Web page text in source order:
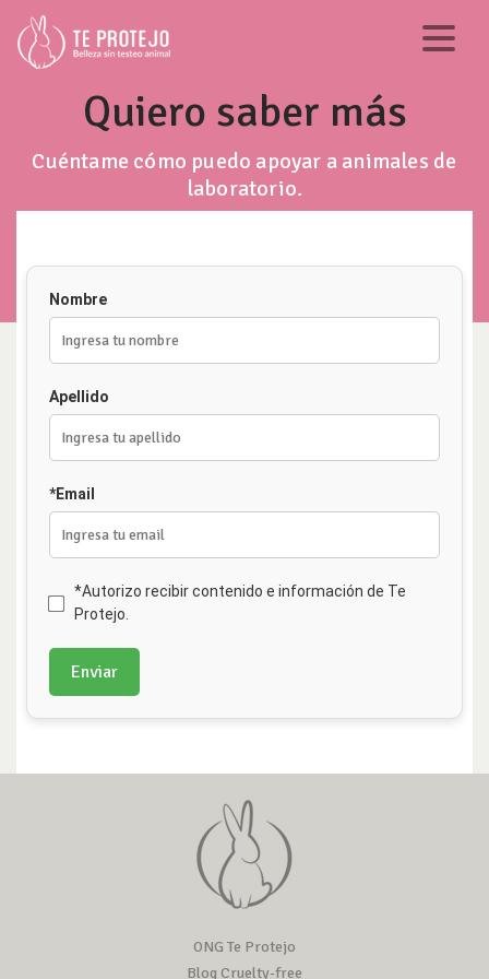
Quiero saber más
Cuéntame cómo puedo apoyar a animales de
laboratorio.
Nombre
Apellido
*Email
*Autorizo recibir contenido e información de Te
Protejo.
Enviar
ONG Te Protejo
Blog Cruelty-free